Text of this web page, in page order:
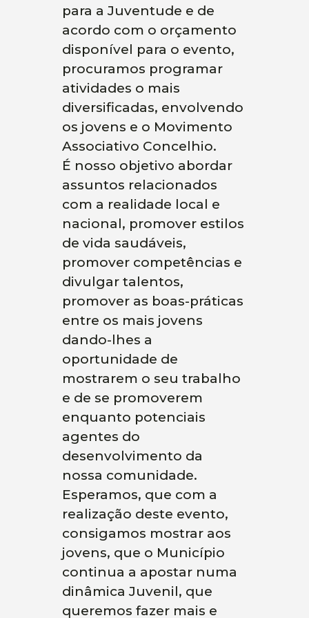
para a Juventude e de
acordo com o orçamento
disponível para o evento,
procuramos programar
atividades o mais
diversificadas, envolvendo
os jovens e o Movimento
Associativo Concelhio.
É nosso objetivo abordar
assuntos relacionados
com a realidade local e
nacional, promover estilos
de vida saudáveis,
promover competências e
divulgar talentos,
promover as boas-práticas
entre os mais jovens
dando-lhes a
oportunidade de
mostrarem o seu trabalho
e de se promoverem
enquanto potenciais
agentes do
desenvolvimento da
nossa comunidade.
Esperamos, que com a
realização deste evento,
consigamos mostrar aos
jovens, que o Município
continua a apostar numa
dinâmica Juvenil, que
queremos fazer mais e